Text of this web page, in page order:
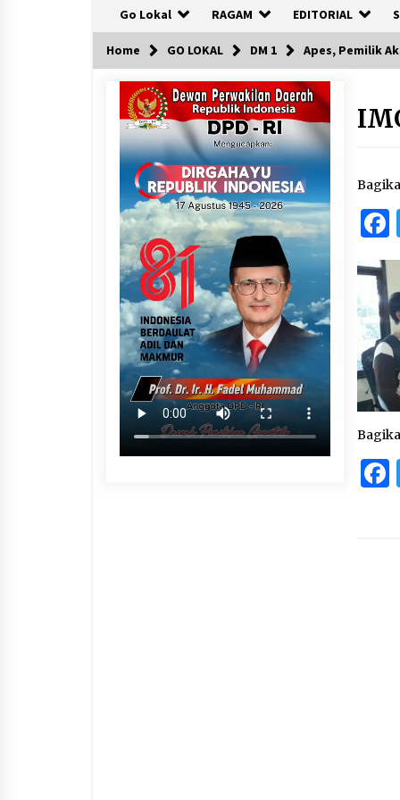
Go Lokal RAGAM EDITORIAL
Home GO LOKAL DM 1 Apes, Pemilik